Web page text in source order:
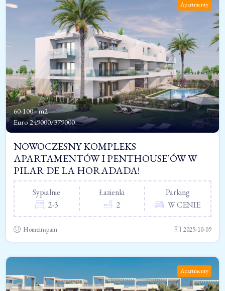
Apartmenty
60-100 - m2
Euro249000/379000
NOWOCZESNY KOMPLEKS
APARTAMENTÓW I PENTHOUSE’ÓW W
PILAR DE LA HORADADA!
Sypialnie
2-3
Łazienki
2
Parking
W CENIE
Homeinspain 2025-10-09
Apartmenty